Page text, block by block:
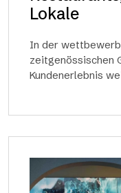
Lokale
In der
zeitgenössischen
Kundenerlebnis